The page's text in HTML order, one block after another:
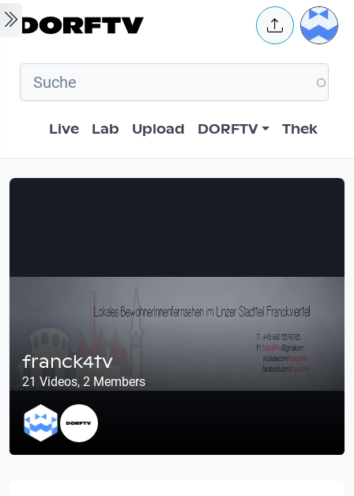
Skip to main content User
Hauptnavigation
Live Lab Upload DORFTV Thek
franck4tv
21 Videos, 2 Members